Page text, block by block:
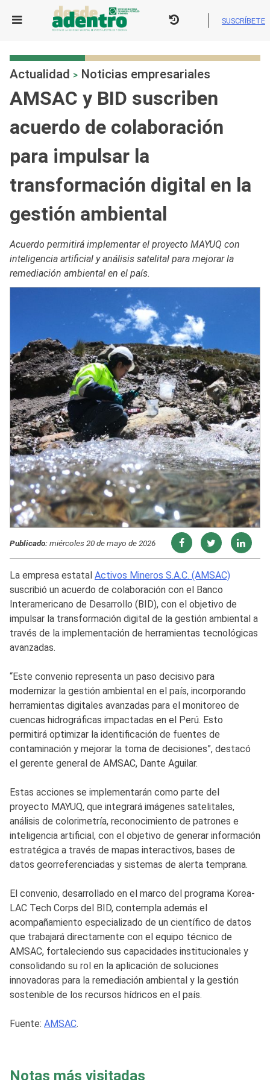
SUSCRÍBETE
Actualidad > Noticias empresariales
AMSAC y BID suscriben
acuerdo de colaboración
para impulsar la
transformación digital en la
gestión ambiental
Acuerdo permitirá implementar el proyecto MAYUQ con
inteligencia artificial y análisis satelital para mejorar la
remediación ambiental en el país.
Publicado:miércoles 20 de mayo de 2026
La empresa estatal Activos Mineros S.A.C. (AMSAC)
suscribió un acuerdo de colaboración con el Banco
Interamericano de Desarrollo (BID), con el objetivo de
impulsar la transformación digital de la gestión ambiental a
través de la implementación de herramientas tecnológicas
avanzadas.
“Este convenio representa un paso decisivo para
modernizar la gestión ambiental en el país, incorporando
herramientas digitales avanzadas para el monitoreo de
cuencas hidrográficas impactadas en el Perú. Esto
permitirá optimizar la identificación de fuentes de
contaminación y mejorar la toma de decisiones”, destacó
el gerente general de AMSAC, Dante Aguilar.
Estas acciones se implementarán como parte del
proyecto MAYUQ, que integrará imágenes satelitales,
análisis de colorimetría, reconocimiento de patrones e
inteligencia artificial, con el objetivo de generar información
estratégica a través de mapas interactivos, bases de
datos georreferenciadas y sistemas de alerta temprana.
El convenio, desarrollado en el marco del programa Korea-
LAC Tech Corps del BID, contempla además el
acompañamiento especializado de un científico de datos
que trabajará directamente con el equipo técnico de
AMSAC, fortaleciendo sus capacidades institucionales y
consolidando su rol en la aplicación de soluciones
innovadoras para la remediación ambiental y la gestión
sostenible de los recursos hídricos en el país.
Fuente: AMSAC.
Notas más visitadas